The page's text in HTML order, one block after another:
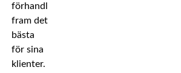
förhandla
fram det
bästa
för sina
klienter.